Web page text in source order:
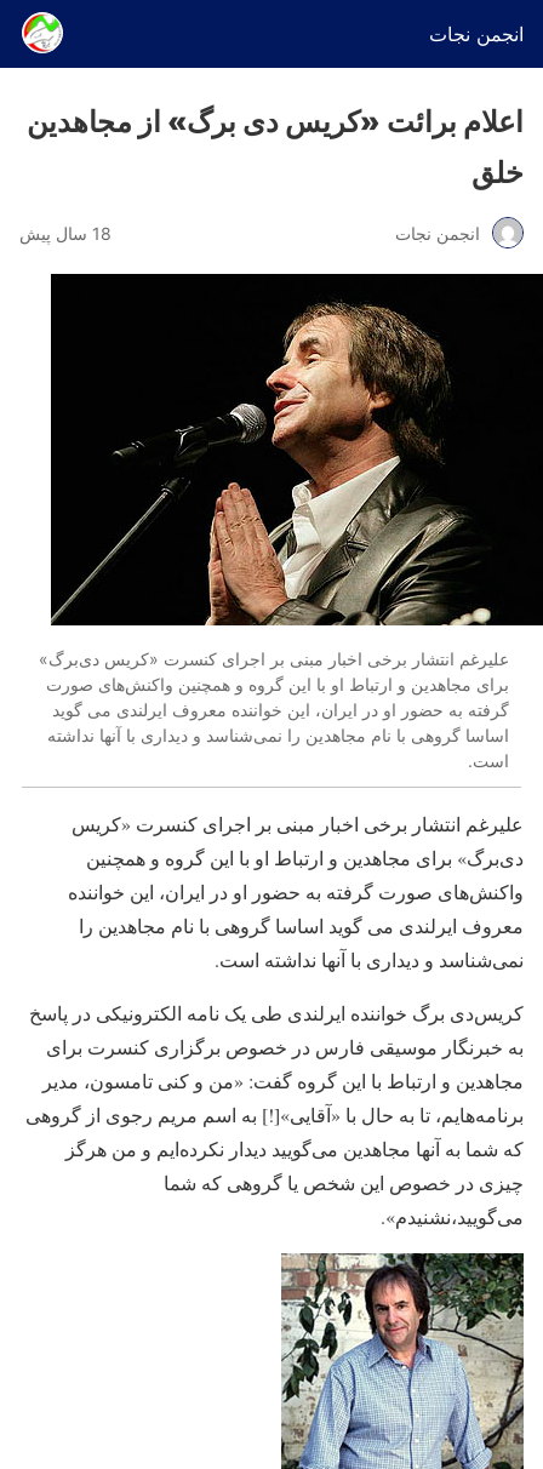
انجمن نجات
اعلام برائت «کریس ‌دی برگ» از مجاهدین
خلق
انجمن نجات 18 سال پیش
علیرغم انتشار برخی اخبار مبنی بر اجرای کنسرت «کریس دی‌برگ»
برای مجاهدین و ارتباط او با این گروه و همچنین واکنش‌های صورت
گرفته به حضور او در ایران، این خواننده معروف ایرلندی می گوید
اساسا گروهی با نام مجاهدین را نمی‌شناسد و دیداری با آنها نداشته
است.
علیرغم انتشار برخی اخبار مبنی بر اجرای کنسرت «کریس
دی‌برگ» برای مجاهدین و ارتباط او با این گروه و همچنین
واکنش‌های صورت گرفته به حضور او در ایران، این خواننده
معروف ایرلندی می گوید اساسا گروهی با نام مجاهدین را
نمی‌شناسد و دیداری با آنها نداشته است.
کریس‌دی برگ خواننده ایرلندی طی یک نامه الکترونیکی در پاسخ
به خبرنگار موسیقی فارس در خصوص برگزاری کنسرت برای
مجاهدین و ارتباط با این گروه گفت: «من و کنی تامسون، مدیر
برنامه‌هایم، تا به حال با «آقایی»[!] به اسم مریم رجوی از گروهی
که شما به آنها مجاهدین می‌گویید دیدار نکرده‌ایم و من هرگز
چیزی در خصوص این شخص یا گروهی که شما
می‌گویید،نشنیدم».